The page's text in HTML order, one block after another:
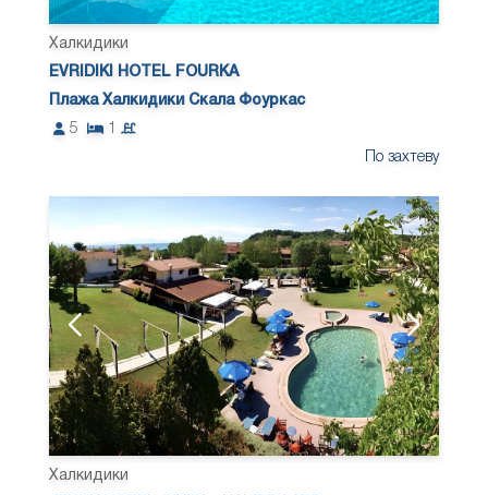
Халкидики
EVRIDIKI HOTEL FOURKA
Плажа Халкидики Скала Фоуркас
5
1
По захтеву
Халкидики